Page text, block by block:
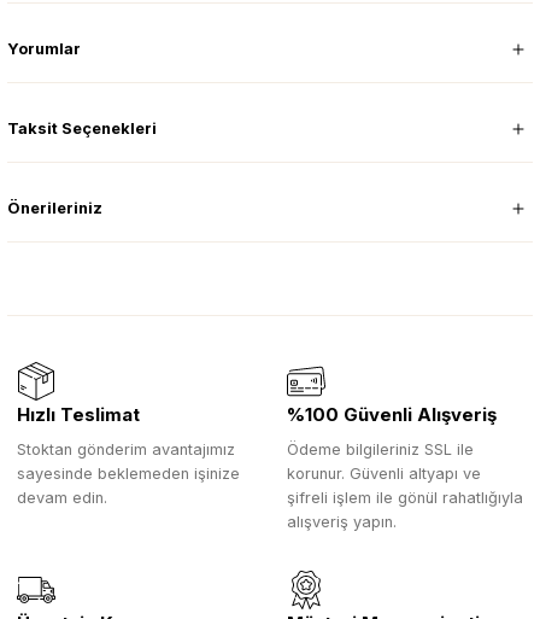
Yorumlar
Taksit Seçenekleri
Önerileriniz
Hızlı Teslimat
Stoktan gönderim avantajımız
sayesinde beklemeden işinize
devam edin.
%100 Güvenli Alışveriş
Ödeme bilgileriniz SSL ile
korunur. Güvenli altyapı ve
şifreli işlem ile gönül rahatlığıyla
alışveriş yapın.